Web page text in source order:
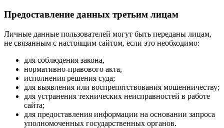
Предоставление данных третьим лицам
Личные данные пользователей могут быть переданы лицам,
не связанным с настоящим сайтом, если это необходимо:
для соблюдения закона,
нормативно-правового акта,
исполнения решения суда;
для выявления или воспрепятствования мошенничеству;
для устранения технических неисправностей в работе
сайта;
для предоставления информации на основании запроса
уполномоченных государственных органов.